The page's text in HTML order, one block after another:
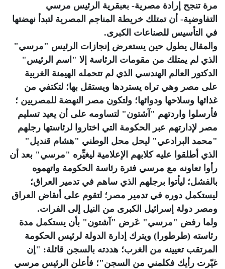
مرة تنجح إرادة مصرية- بعبقرية الرئيس مرسي
التفاوضية- أن تمتلك خريطة المناجم المصرية لتبدأ نهضتها
في التأسيس للصناعات الكبرى.
والمقال يطول حين يستعرض إنجازات الرئيس "مرسي"
الذي لم يمتلك من مقومات الرئاسة إلا "اسم الرئيس"
الدكتور العالم الهندسي الذي لم تتحمله الهيمنة الغربية
على مصر وهي تراه يستردها ويستقل بها؛ لتكتفي من
غذائها وسلاحها ودوائها؛ ولتكون مصر النهضة للمصريين ؛
فأرسلوا واردتهم "آشتون" لتساومه على أن يعيد تسليم
مصر لإدارتهم عبر الحكومة التي اختاروا لرئاستها رجلهم
"محمد البرادعي" ليحل محل الوطني "هشام قنديل"
الذي أطلقوا عليه كلابهم الإعلامية ليغيِّره "مرسي" بعد أن
رأوا تعاونه مع مرسي فترة رئاسة الحكومة واتهموه
بالفشل؛ ليأتوا برجلهم الذي ساهم في تدمير العراق؛
ليستكمل دوره في تدمير مصر؛ لتقوم على أنقاض العراق
ومصر دولة إسرائيل الكبرى من النيل إلى الفرات.
ولما رفض "مرسي" عَرض "آشتون" بأن يستكمل مدة
رئاسته (طرطورا) ويترك إدارة الدولة لرئيس الحكومة
المرتقب تعيينه من الغرب؛ هددته بالسجن قائلة: "إن
غيّرت رأيك فكلمني من السجن"؛ فأعلن الرئيس مرسي